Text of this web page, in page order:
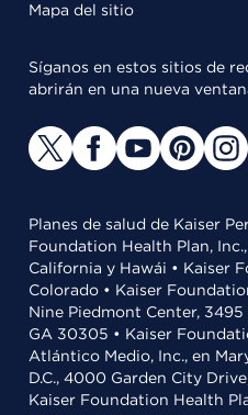
Mapa del sitio
Síganos en estos sitios de
abrirán en una nueva
Planes de salud de Kaiser
Foundation Health Plan,
California y Hawái • Kaiser
Colorado • Kaiser
Nine Piedmont Center,
GA 30305 • Kaiser
Atlántico Medio, Inc., en
D.C., 4000 Garden City
Kaiser Foundation Health